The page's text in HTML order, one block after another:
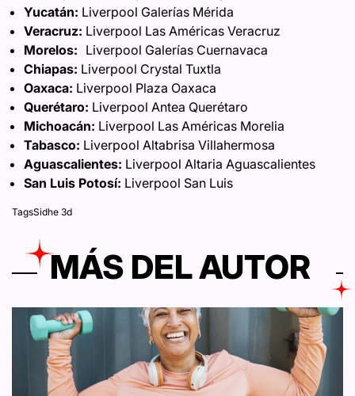
Yucatán: Liverpool Galerías Mérida
Veracruz: Liverpool Las Américas Veracruz
Morelos: Liverpool Galerías Cuernavaca
Chiapas: Liverpool Crystal Tuxtla
Oaxaca: Liverpool Plaza Oaxaca
Querétaro: Liverpool Antea Querétaro
Michoacán: Liverpool Las Américas Morelia
Tabasco: Liverpool Altabrisa Villahermosa
Aguascalientes: Liverpool Altaria Aguascalientes
San Luis Potosí: Liverpool San Luis
TagsSidhe 3d
MÁS DEL AUTOR